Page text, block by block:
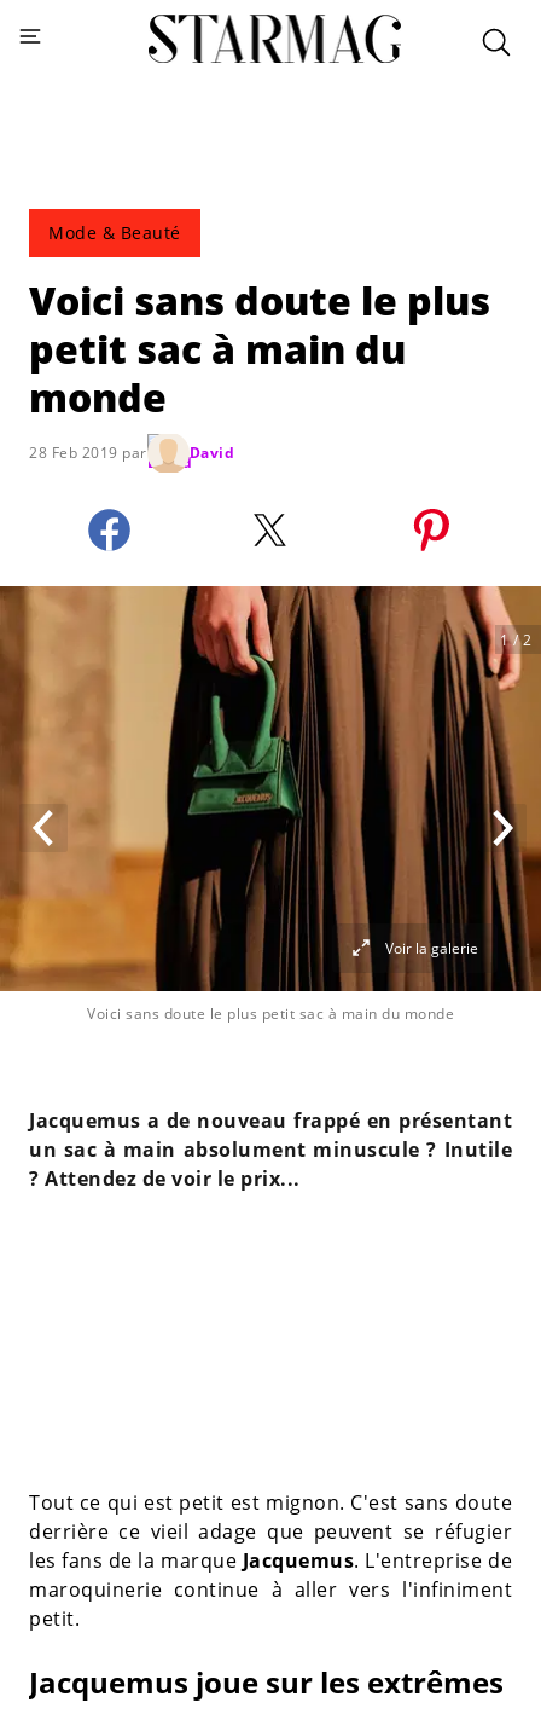
Mode & Beauté
Voici sans doute le plus
petit sac à main du
monde
28 Feb 2019 par David
Voici sans doute le plus petit sac à main du monde
1 / 2
Voir la galerie
Jacquemus a de nouveau frappé en présentant
un sac à main absolument minuscule ? Inutile
? Attendez de voir le prix...
Tout ce qui est petit est mignon. C'est sans doute
derrière ce vieil adage que peuvent se réfugier
les fans de la marque Jacquemus. L'entreprise de
maroquinerie continue à aller vers l'infiniment
petit.
Jacquemus joue sur les extrêmes